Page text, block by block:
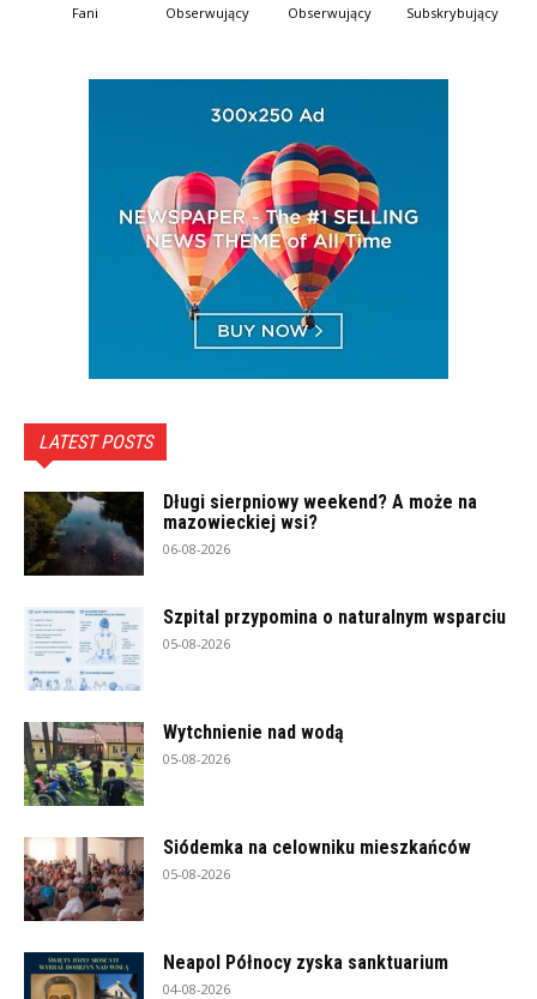
Fani Obserwujący Obserwujący Subskrybujący
LATEST POSTS
Długi sierpniowy weekend? A może na
mazowieckiej wsi?
06-08-2026
Szpital przypomina o naturalnym wsparciu
05-08-2026
Wytchnienie nad wodą
05-08-2026
Siódemka na celowniku mieszkańców
05-08-2026
Neapol Północy zyska sanktuarium
04-08-2026